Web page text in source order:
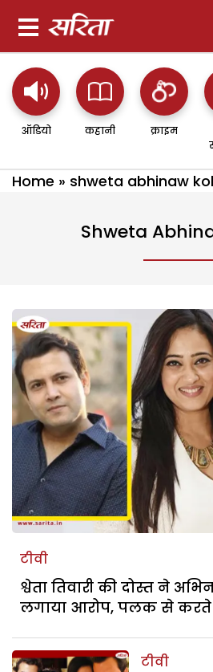
ऑडियो कहानी क्राइम
Home » shweta abhinaw
Shweta
टीवी
श्वेता तिवारी की दोस्त ने
लगाया आरोप, पलक से करते
टीवी